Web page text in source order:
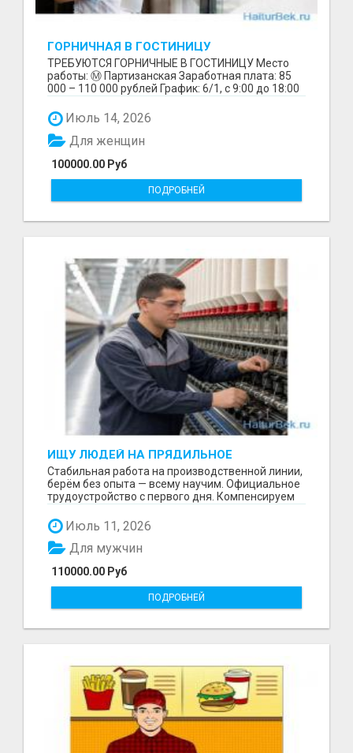
ГОРНИЧНАЯ В ГОСТИНИЦУ
ТРЕБУЮТСЯ ГОРНИЧНЫЕ В ГОСТИНИЦУ Место
работы: Ⓜ️ Партизанская Заработная плата: 85
000 – 110 000 рублей График: 6/1, с 9:00 до 18:00
Июль 14, 2026
100000.00 Руб
Для женщин
ПОДРОБНЕЙ
ИЩУ ЛЮДЕЙ НА ПРЯДИЛЬНОЕ
ПРОИЗВОДСТВО В ЖИЛИНО-2
(ЛЮБЕРЦЫ), ФАБРИКА «ПЕХОРСКИЙ
ТЕКСТИЛЬ»
Стабильная работа на производственной линии,
берём без опыта — всему научим. Официальное
трудоустройство с первого дня. Компенсируем
Июль 11, 2026
110000.00 Руб
Для мужчин
ПОДРОБНЕЙ